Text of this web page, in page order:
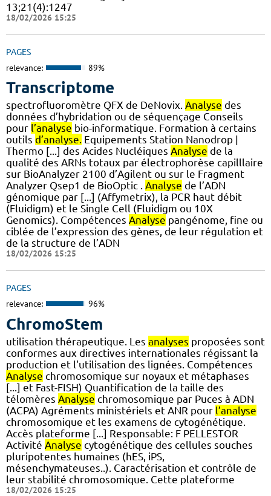
13;21(4):1247
18/02/2026 15:25
PAGES
relevance: 89%
Transcriptome
spectrofluoromètre QFX de DeNovix. Analyse des
données d’hybridation ou de séquençage Conseils
pour l’analyse bio-informatique. Formation à certains
outils d’analyse. Equipements Station Nanodrop |
Thermo [...] des Acides Nucléiques Analyse de la
qualité des ARNs totaux par électrophorèse capilllaire
sur BioAnalyzer 2100 d’Agilent ou sur le Fragment
Analyzer Qsep1 de BioOptic . Analyse de l’ADN
génomique par [...] (Affymetrix), la PCR haut débit
(Fluidigm) et le Single Cell (Fluidigm ou 10X
Genomics). Compétences Analyse pangénome, fine ou
ciblée de l’expression des gènes, de leur régulation et
de la structure de l’ADN
18/02/2026 15:25
PAGES
relevance: 96%
ChromoStem
utilisation thérapeutique. Les analyses proposées sont
conformes aux directives internationales régissant la
production et l'utilisation des lignées. Compétences
Analyse chromosomique sur noyaux et métaphases
[...] et Fast-FISH) Quantification de la taille des
télomères Analyse chromosomique par Puces à ADN
(ACPA) Agréments ministériels et ANR pour l’analyse
chromosomique et les examens de cytogénétique.
Accès plateforme [...] Responsable: F PELLESTOR
Activité Analyse cytogénétique des cellules souches
pluripotentes humaines (hES, iPS,
mésenchymateuses..). Caractérisation et contrôle de
leur stabilité chromosomique. Cette plateforme
18/02/2026 15:25